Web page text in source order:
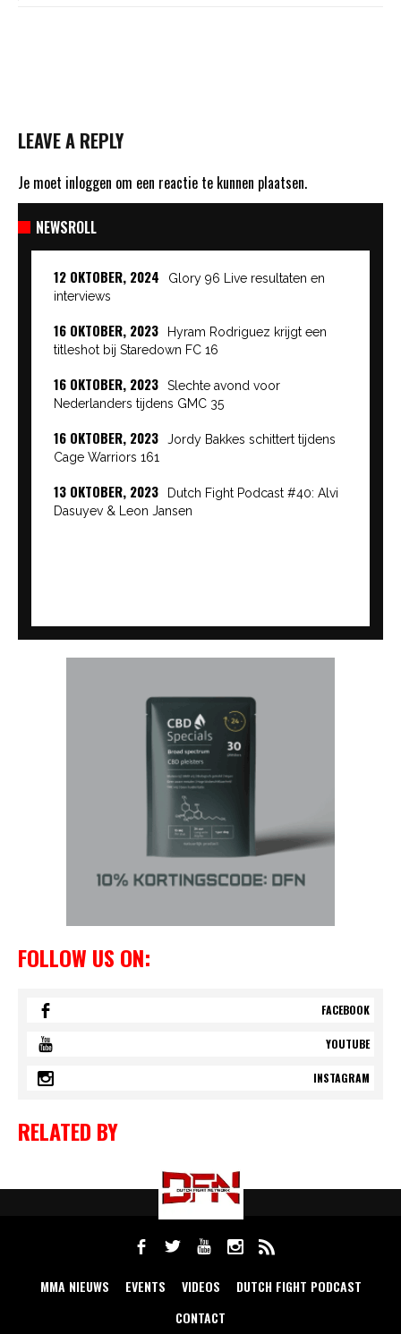
LEAVE A REPLY
Je moet inloggen om een reactie te kunnen plaatsen.
NEWSROLL
12 OKTOBER, 2024
Glory 96 Live resultaten en
interviews
16 OKTOBER, 2023
Hyram Rodriguez krijgt een
titleshot bij Staredown FC 16
16 OKTOBER, 2023
Slechte avond voor
Nederlanders tijdens GMC 35
16 OKTOBER, 2023
Jordy Bakkes schittert tijdens
Cage Warriors 161
13 OKTOBER, 2023
Dutch Fight Podcast #40: Alvi
Dasuyev & Leon Jansen
FOLLOW US ON:
FACEBOOK
YOUTUBE
INSTAGRAM
RELATED BY
MMA NIEUWS EVENTS VIDEOS
DUTCH FIGHT PODCAST
CONTACT